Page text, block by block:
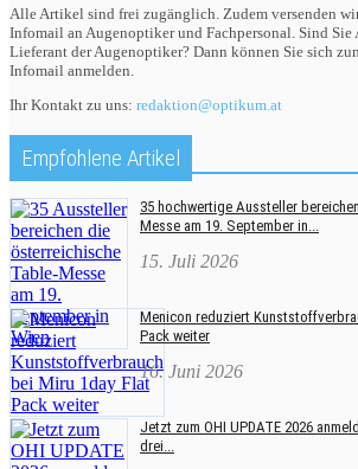
Alle Artikel sind frei zugänglich. Zudem versenden
Infomail an Augenoptiker und Fachpersonal. Sind
Lieferant der Augenoptiker? Dann können Sie sich
Infomail anmelden.
Ihr Kontakt zu uns: redaktion@optikum.at
Empfohlene Artikel
35 hochwertige Aussteller
Messe am 19. September in...
15. Juli 2026
Menicon reduziert
Pack weiter
16. Juni 2026
Jetzt zum OHI UPDATE 2026
drei...